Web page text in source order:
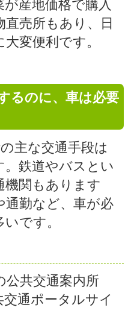
産地価格で購入
直売所もあり、日
変便利です。
るのに、車は必要
主な交通手段は
。鉄道やバスとい
機関もあります
通勤など、車が必
です。
公共交通案内所
交通ポータルサイ